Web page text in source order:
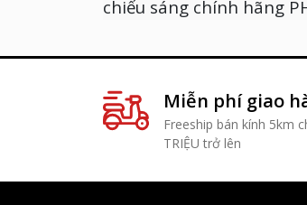
chiếu sáng chính hãng
Miễn phí giao
Freeship bán kính 5km
TRIỆU trở lên